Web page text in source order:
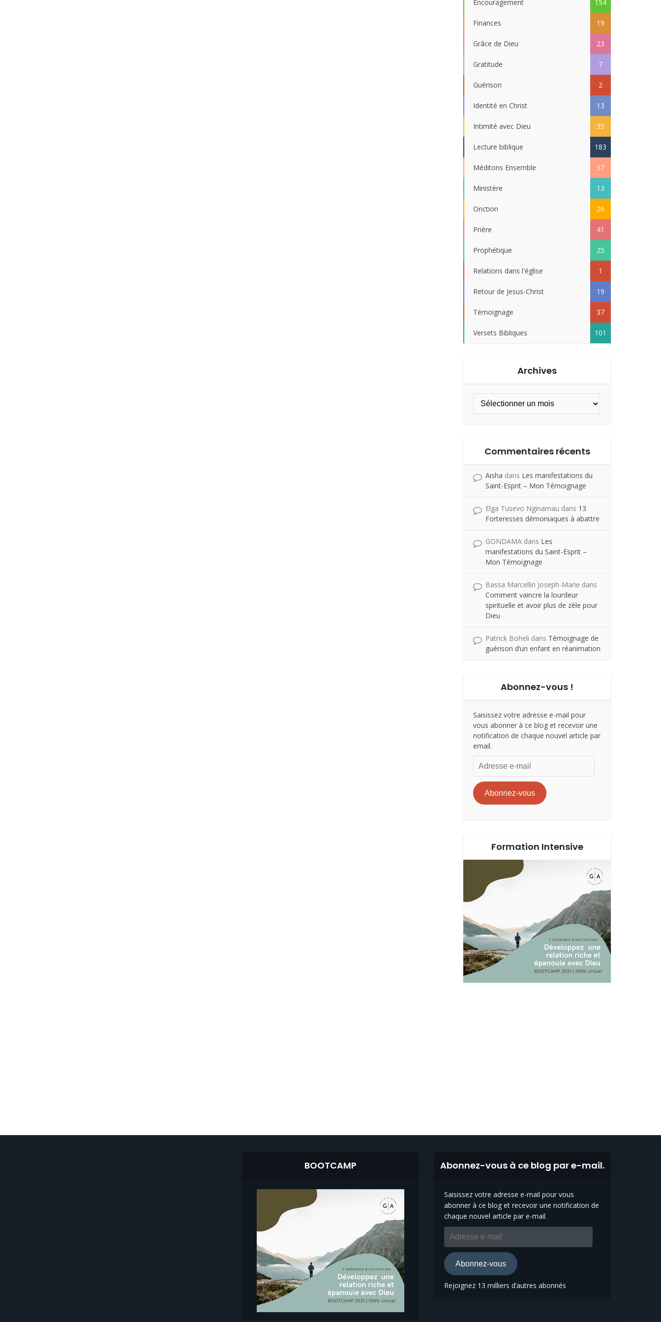
Encouragement 154
Finances 19
Grâce de Dieu 23
Gratitude 7
Guérison 2
Identité en Christ 13
Intimité avec Dieu 35
Lecture biblique 183
Méditons Ensemble 57
Ministère 13
Onction 26
Prière 41
Prophétique 25
Relations dans l'église 1
Retour de Jesus-Christ 19
Témoignage 37
Versets Bibliques 101
Archives
Commentaires récents
Aisha dans Les manifestations du
Saint-Esprit – Mon Témoignage
Elga Tusevo Nginamau dans 13
Forteresses démoniaques à abattre
GONDAMA dans Les
manifestations du Saint-Esprit –
Mon Témoignage
Bassa Marcellin Joseph-Marie dans
Comment vaincre la lourdeur
spirituelle et avoir plus de zèle pour
Dieu
Patrick Boheli dans Témoignage de
guérison d’un enfant en réanimation
Abonnez-vous !
Saisissez votre adresse e-mail pour
vous abonner à ce blog et recevoir une
notification de chaque nouvel article par
email.
Adresse
e-
mail
Abonnez-vous
Formation Intensive
BOOTCAMP Abonnez-vous à ce blog par e-mail.
Saisissez votre adresse e-mail pour vous
abonner à ce blog et recevoir une notification de
chaque nouvel article par e-mail.
Adresse
e-
mail
Abonnez-vous
Rejoignez 13 milliers d’autres abonnés